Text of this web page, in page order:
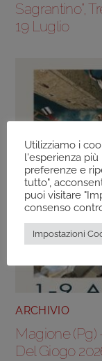
Sagrantino”,
19 Luglio
ARCHIVIO
Magione (Pg)
Del Giogo
Utilizziamo i
l'esperienza
preferenze e
tutto",
puoi visitare
consenso
Impostazioni